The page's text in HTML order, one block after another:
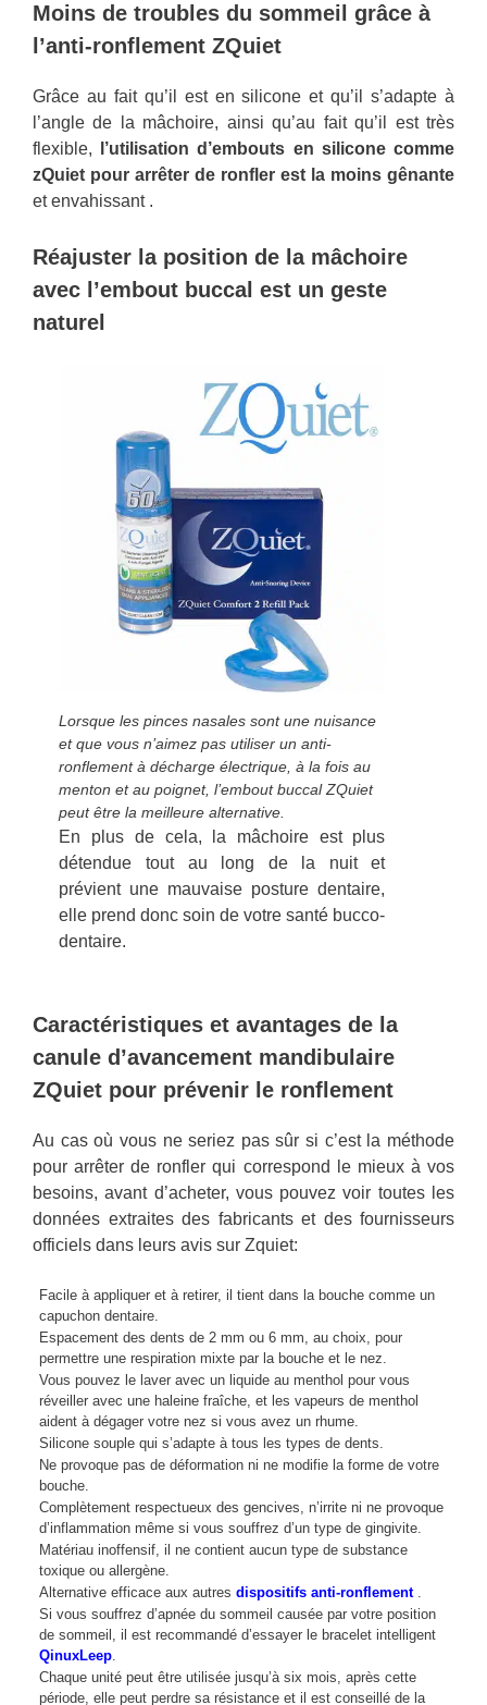
Moins de troubles du sommeil grâce à
l’anti-ronflement ZQuiet
Grâce au fait qu’il est en silicone et qu’il s’adapte à
l’angle de la mâchoire, ainsi qu’au fait qu’il est très
flexible,
l’utilisation d’embouts en silicone comme
zQuiet pour arrêter de ronfler est la moins gênante
et envahissant .
Réajuster la position de la mâchoire
avec l’embout buccal est un geste
naturel
Lorsque les pinces nasales sont une nuisance
et que vous n’aimez pas utiliser un anti-
ronflement à décharge électrique, à la fois au
menton et au poignet, l’embout buccal ZQuiet
peut être la meilleure alternative.
En plus de cela, la mâchoire est plus
détendue tout au long de la nuit et
prévient une mauvaise posture dentaire,
elle prend donc soin de votre santé bucco-
dentaire.
Caractéristiques et avantages de la
canule d’avancement mandibulaire
ZQuiet pour prévenir le ronflement
Au cas où vous ne seriez pas sûr si c’est la méthode
pour arrêter de ronfler qui correspond le mieux à vos
besoins, avant d’acheter, vous pouvez voir toutes les
données extraites des fabricants et des fournisseurs
officiels dans leurs avis sur Zquiet:
Facile à appliquer et à retirer, il tient dans la bouche comme un
capuchon dentaire.
Espacement des dents de 2 mm ou 6 mm, au choix, pour
permettre une respiration mixte par la bouche et le nez.
Vous pouvez le laver avec un liquide au menthol pour vous
réveiller avec une haleine fraîche, et les vapeurs de menthol
aident à dégager votre nez si vous avez un rhume.
Silicone souple qui s’adapte à tous les types de dents.
Ne provoque pas de déformation ni ne modifie la forme de votre
bouche.
Complètement respectueux des gencives, n’irrite ni ne provoque
d’inflammation même si vous souffrez d’un type de gingivite.
Matériau inoffensif, il ne contient aucun type de substance
toxique ou allergène.
Alternative efficace aux autres dispositifs anti-ronflement .
Si vous souffrez d’apnée du sommeil causée par votre position
de sommeil, il est recommandé d’essayer le bracelet intelligent
QinuxLeep.
Chaque unité peut être utilisée jusqu’à six mois, après cette
période, elle peut perdre sa résistance et il est conseillé de la